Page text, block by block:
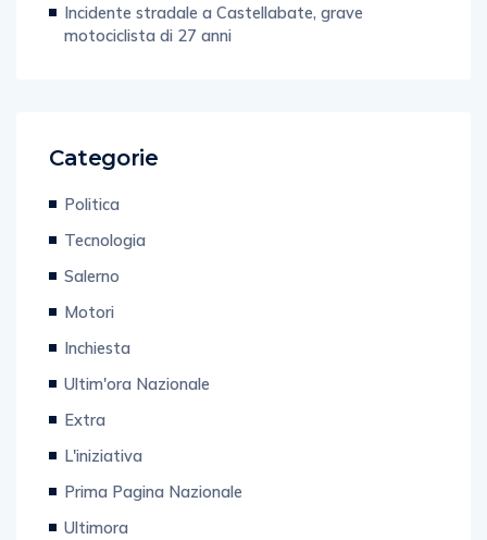
Incidente stradale a Castellabate, grave
motociclista di 27 anni
Categorie
Politica
Tecnologia
Salerno
Motori
Inchiesta
Ultim'ora Nazionale
Extra
L'iniziativa
Prima Pagina Nazionale
Ultimora